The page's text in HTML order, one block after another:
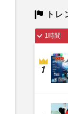
ト
1時間